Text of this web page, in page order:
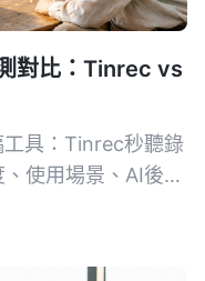
對比：Tinrec vs
具：Tinrec秒聽錄
使用場景、AI後處